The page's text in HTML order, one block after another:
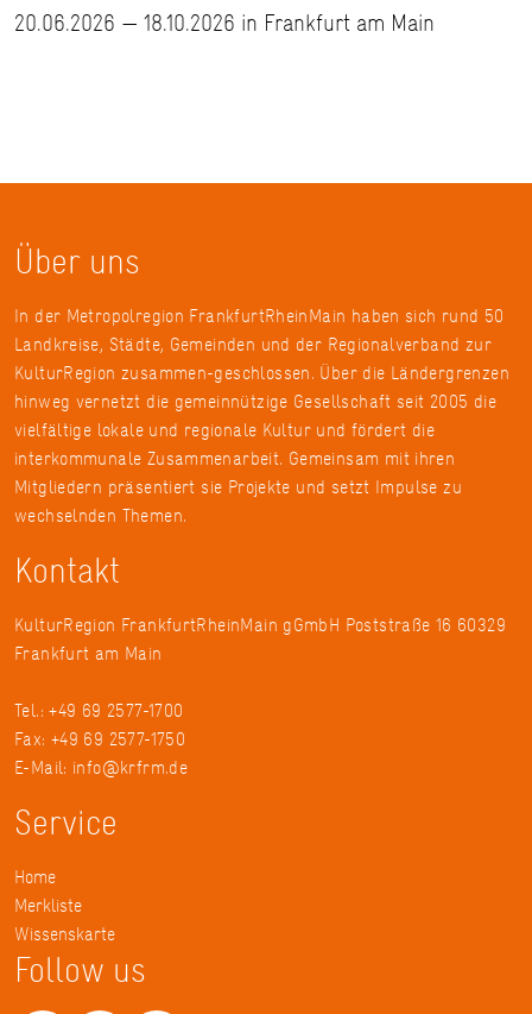
20.06.2026 — 18.10.2026 in Frankfurt am Main
Über uns
In der Metropolregion FrankfurtRheinMain haben sich rund 50
Landkreise, Städte, Gemeinden und der Regionalverband zur
KulturRegion zusammen-geschlossen. Über die Ländergrenzen
hinweg vernetzt die gemeinnützige Gesellschaft seit 2005 die
vielfältige lokale und regionale Kultur und fördert die
interkommunale Zusammenarbeit. Gemeinsam mit ihren
Mitgliedern präsentiert sie Projekte und setzt Impulse zu
wechselnden Themen.
Kontakt
KulturRegion FrankfurtRheinMain gGmbH Poststraße 16 60329
Frankfurt am Main
Tel.: +49 69 2577-1700
Fax: +49 69 2577-1750
E-Mail: info@krfrm.de
Service
Home
Merkliste
Wissenskarte
Follow us